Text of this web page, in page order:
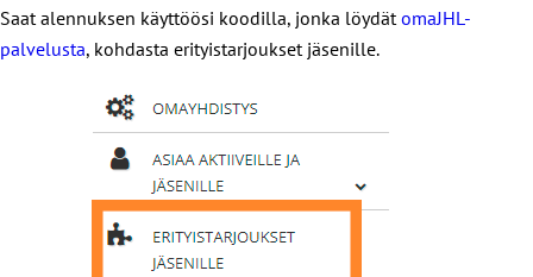
Saat alennuksen käyttöösi koodilla, jonka löydät omaJHL-
palvelusta, kohdasta erityistarjoukset jäsenille.